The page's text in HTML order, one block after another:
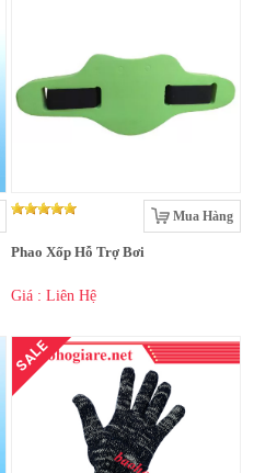
Mua Hàng
Phao Xốp Hỗ Trợ Bơi
Giá : Liên Hệ
SALE